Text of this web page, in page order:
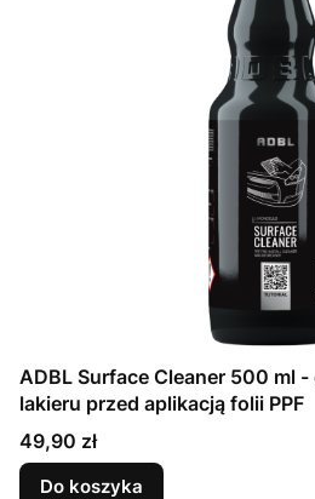
ADBL Surface Cleaner 500 ml
lakieru przed aplikacją folii PPF
Cena
49,90 zł
Do koszyka